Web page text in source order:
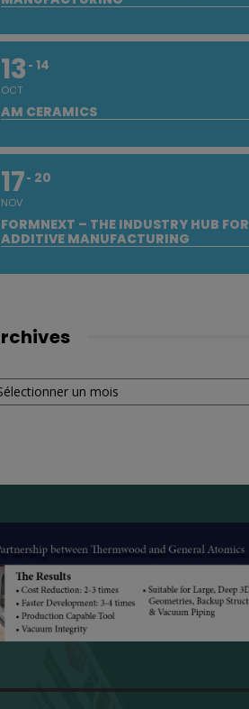
13
OCT
14
AM CERAMICS
17
NOV
20
FORMNEXT – THE INDUSTRY HUB FOR
ADDITIVE MANUFACTURING